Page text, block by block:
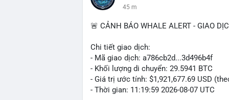
45 m
🚨 CẢNH BÁO WHALE ALERT - GIAO
Chi tiết giao dịch:
- Mã giao dịch: a786cb2d...3d496b4f
- Khối lượng di chuyển: 29.5941 BTC
- Giá trị ước tính: $1,921,677.69 USD
- Thời gian: 11:19:59 2026-08-07 UTC